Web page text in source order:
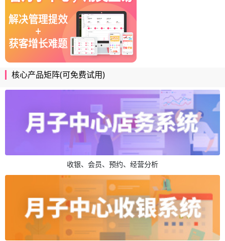
核心产品矩阵(可免费试用)
收银、会员、预约、经营分析